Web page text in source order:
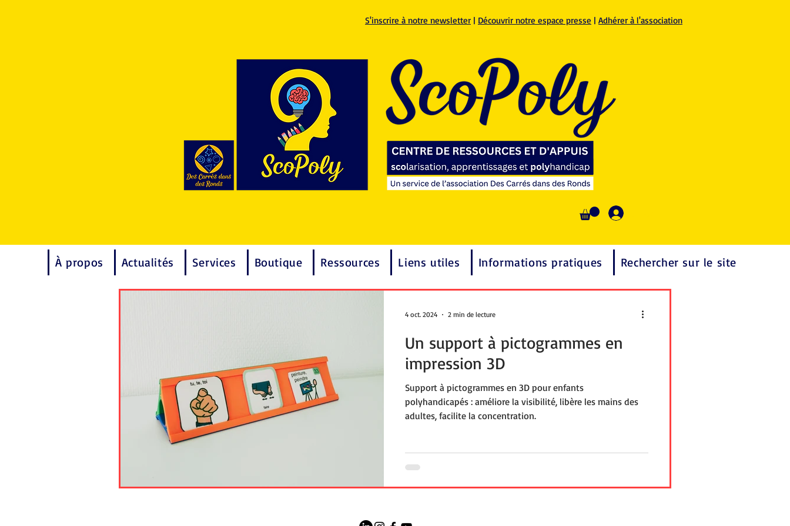
S'inscrire à notre newsletter | Découvrir notre espace presse | Adhérer à l'association
À propos Actualités Services Boutique Ressources Liens utiles Informations pratiques Rechercher sur le site
Un support à pictogrammes en
impression 3D
Support à pictogrammes en 3D pour enfants
polyhandicapés : améliore la visibilité, libère les mains des
adultes, facilite la concentration.
4 oct. 2024 2 min de lecture